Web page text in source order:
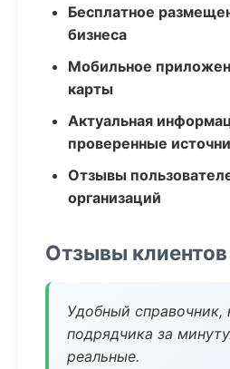
Бесплатное
бизнеса
Мобильное
карты
Актуальная
проверенные
Отзывы
организаций
Отзывы клиентов
Удобный справочник,
подрядчика за
реальные.